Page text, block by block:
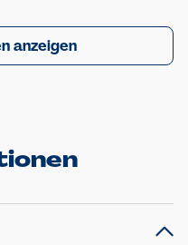
anzeigen